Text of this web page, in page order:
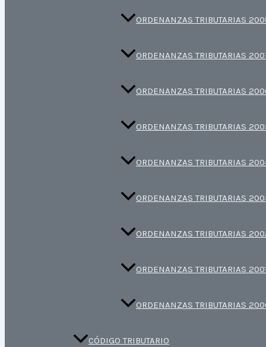
ORDENANZAS TRIBUTARIAS
ORDENANZAS TRIBUTARIAS
ORDENANZAS TRIBUTARIAS
ORDENANZAS TRIBUTARIAS
ORDENANZAS TRIBUTARIAS
ORDENANZAS TRIBUTARIAS
ORDENANZAS TRIBUTARIAS
ORDENANZAS TRIBUTARIAS 2001
ORDENANZAS TRIBUTARIAS
CÓDIGO TRIBUTARIO